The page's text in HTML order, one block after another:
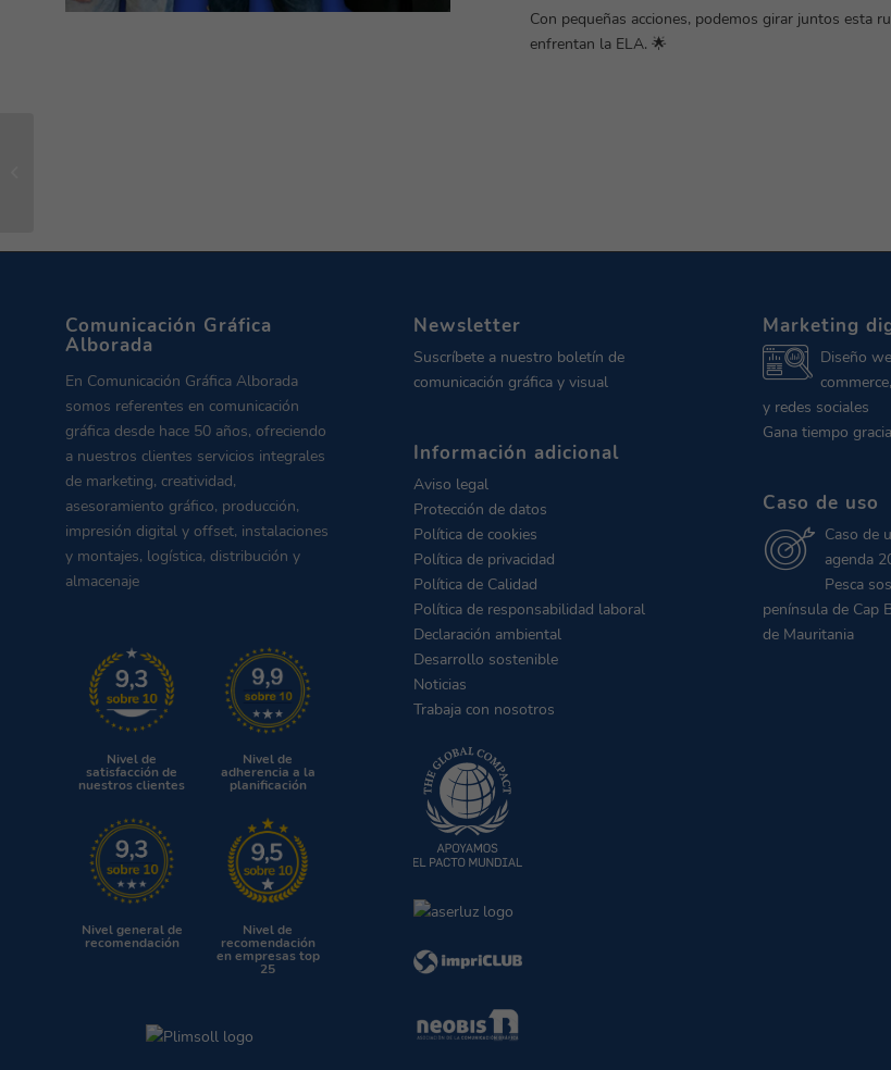
Con pequeñas acciones, podemos girar juntos esta
enfrentan la ELA. 🌟
Comunicación Gráfica
Alborada
En Comunicación Gráfica Alborada
somos referentes en comunicación
gráfica desde hace 50 años, ofreciendo
a nuestros clientes servicios integrales
de marketing, creatividad,
asesoramiento gráfico, producción,
impresión digital y offset, instalaciones
y montajes, logística, distribución y
almacenaje
Nivel de
satisfacción de
nuestros clientes
Nivel de
adherencia a la
planificación
Nivel general de
recomendación
Nivel de
recomendación
en empresas top
25
Newsletter
Suscríbete a nuestro boletín de
comunicación gráfica y visual
Información adicional
Aviso legal
Protección de datos
Política de cookies
Política de privacidad
Política de Calidad
Política de responsabilidad laboral
Declaración ambiental
Desarrollo sostenible
Noticias
Trabaja con nosotros
Marketing
Diseño
y redes sociales
Gana tiempo
Caso de uso
Caso de
agenda
Pesca
península de Cap
de Mauritania